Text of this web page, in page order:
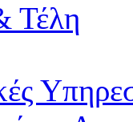
Τέλη